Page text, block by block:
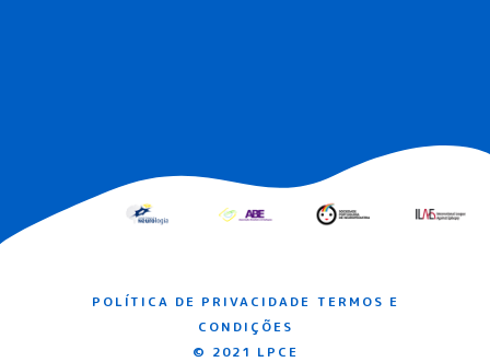
POLÍTICA DE PRIVACIDADE TERMOS E
CONDIÇÕES
© 2021 LPCE